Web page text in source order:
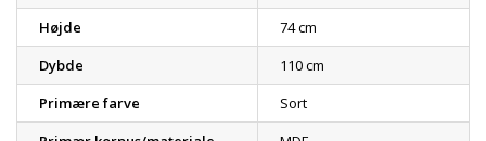
Højde
74 cm
Dybde
110 cm
Primære farve
Sort